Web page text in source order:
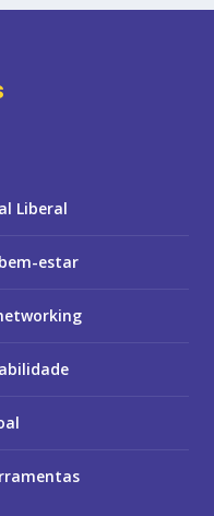
Liberal
estar